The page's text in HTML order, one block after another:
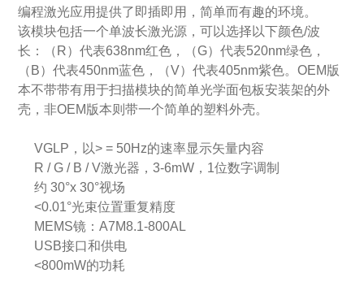
编程激光应用提供了即插即用，简单而有趣的环境。
该模块包括一个单波长激光源，可以选择以下颜色/波
长：（R）代表638nm红色，（G）代表520nm绿色，
（B）代表450nm蓝色，（V）代表405nm紫色。OEM版
本不带带有用于扫描模块的简单光学面包板安装架的外
壳，非OEM版本则带一个简单的塑料外壳。
VGLP，以> = 50Hz的速率显示矢量内容
R / G / B / V激光器，3-6mW，1位数字调制
约 30°x 30°视场
<0.01°光束位置重复精度
MEMS镜：A7M8.1-800AL
USB接口和供电
<800mW的功耗